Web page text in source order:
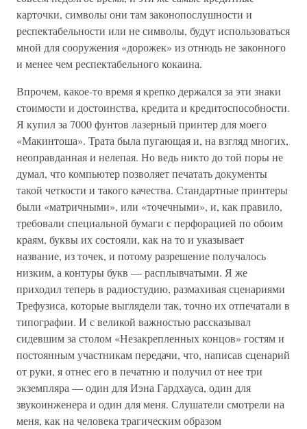
карточки, символы они там законопослушности и
респектабельности или не символы, будут использоваться
мной для сооружения «дорожек» из отнюдь не законного
и менее чем респектабельного кокаина.
Впрочем, какое-то время я крепко держался за эти знаки
стоимости и достоинства, кредита и кредитоспособности.
Я купил за 7000 фунтов лазерный принтер для моего
«Макинтоша». Трата была пугающая и, на взгляд многих,
неоправданная и нелепая. Но ведь никто до той поры не
думал, что компьютер позволяет печатать документы
такой четкости и такого качества. Стандартные принтеры
были «матричными», или «точечными», и, как правило,
требовали специальной бумаги с перфорацией по обоим
краям, буквы их состояли, как на то и указывает
название, из точек, и потому разрешение получалось
низким, а контуры букв — расплывчатыми. Я же
приходил теперь в радиостудию, размахивая сценариями
Трефузиса, которые выглядели так, точно их отпечатали в
типографии. И с великой важностью рассказывал
сидевшим за столом «Незакрепленных концов» гостям и
постоянным участникам передачи, что, написав сценарий
от руки, я отнес его в печатню и получил от нее три
экземпляра — один для Иэна Гардхауса, один для
звукоинженера и один для меня. Слушатели смотрели на
меня, как на человека трагическим образом